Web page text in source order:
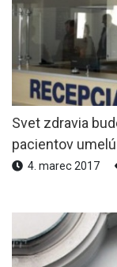
Svet zdravia
pacientov
4. marec 2017